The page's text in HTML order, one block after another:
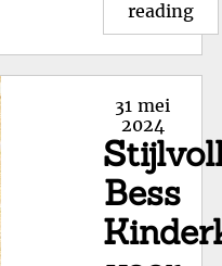
reading
in
86
Posted
on
31 mei
2024
Bess